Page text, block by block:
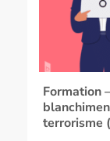
Formation
terrorisme